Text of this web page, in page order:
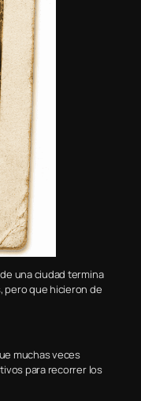
una ciudad termina
pero que hicieron de
muchas veces
para recorrer los